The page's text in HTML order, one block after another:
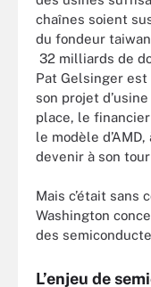
chaînes soient
du fondeur
32 milliards de
Pat Gelsinger est
son projet
place, le
le modèle d’AMD,
devenir à son
Mais c’était sans
Washington
des
L’enjeu de